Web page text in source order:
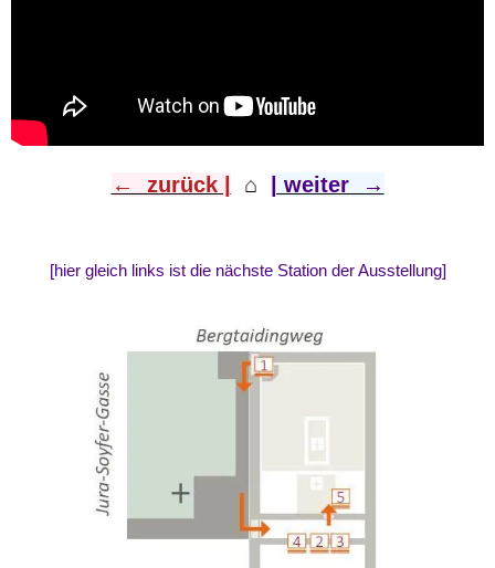
← zurück | ⌂ | weiter →
[hier gleich links ist die nächste Station der Ausstellung]